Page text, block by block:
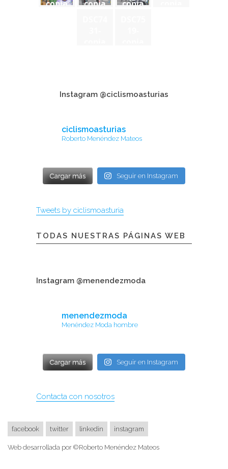
copia
copia
copia
Instagram @ciclismoasturias
ciclismoasturias
Roberto Menéndez Mateos
Cargar más Seguir en Instagram
Tweets by ciclismoasturia
TODAS NUESTRAS PÁGINAS WEB
Instagram @menendezmoda
menendezmoda
Menéndez Moda hombre
Cargar más Seguir en Instagram
Contacta con nosotros
facebook twitter linkedin instagram
Web desarrollada por ©Roberto Menéndez Mateos